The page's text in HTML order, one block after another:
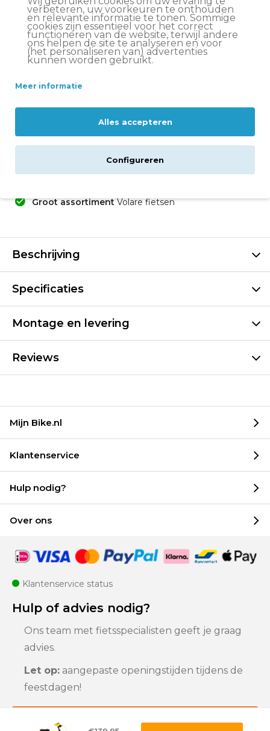
€115,00
€139,95
In winkelwagen
Op werkdagen voor 15:00 besteld, volgende werkdag
Let op:op vrijdag voor 11:00 uur besteld = volgende
werkdag in huis
scherp geprijsd
Groot assortimentVolare fietsen
Beschrijving
Specificaties
Montage en levering
Reviews
Mijn Bike.nl
Klantenservice
Hulp nodig?
Over ons
Klantenservice status
Hulp of advies nodig?
Ons team met fietsspecialisten geeft je graag
advies.
Let op: aangepaste openingstijden tijdens de
feestdagen!
Klantenservice
verbeteren, uw voorkeuren te onthouden
en relevante informatie te tonen. Sommige
cookies zijn essentieel voor het correct
functioneren van de website, terwijl andere
ons helpen de site te analyseren en voor
(het personaliseren van) advertenties
kunnen worden gebruikt.
Meer informatie
Alles accepteren
Configureren